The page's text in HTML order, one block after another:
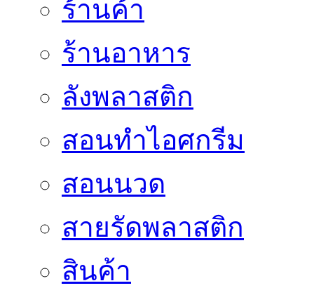
ร้านค้า
ร้านอาหาร
ลังพลาสติก
สอนทำไอศกรีม
สอนนวด
สายรัดพลาสติก
สินค้า